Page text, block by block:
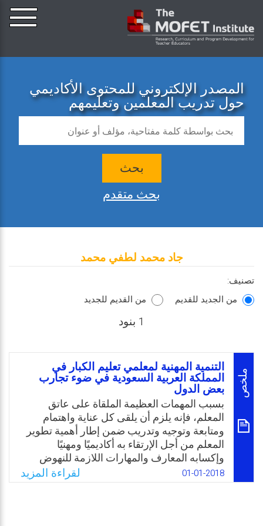
المصدر الإلكتروني للمحتوى الأكاديمي
حول تدريب المعلمين وتعليمهم
بحث
بحث متقدم
جاد محمد لطفي محمد
تصنيف:
من الجديد للقديم
من القديم للجديد
1 بنود
ملخص
التنمية المهنية لمعلمي تعليم الكبار في
المملكة العربية السعودية في ضوء تجارب
بعض الدول
بسبب المهمات العظيمة الملقاة على عاتق
المعلم، فإنه يلزم أن يلقى كل عناية واهتمام
ومتابعة وتوجيه وتدريب ضمن إطار أهمية تطوير
المعلم من أجل الإرتقاء به أكاديميًا ومهنيًا
وإكسابه المعارف والمهارات اللازمة للنهوض
بمستوى أدائه، وجميع مؤسسات إعداد المعلم
تحرص على إعداده مهنيًا وثقافيًا وتربويًا وأكاديميًا
01-01-2018 لقراءة المزيد